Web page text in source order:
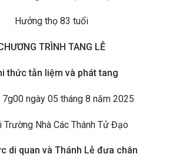
Hưởng thọ 83 tuổi
TRÌNH TANG LỄ
thức tẫn liệm và phát tang
7g00 ngày 05 tháng 8 năm 2025
Trường Nhà Các Thánh Tử Đạo
di quan và Thánh Lễ đưa chân